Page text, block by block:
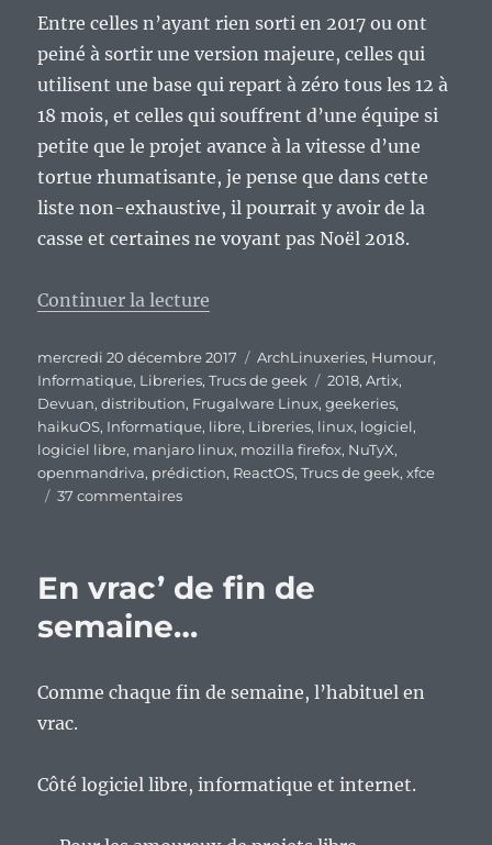
Entre celles n’ayant rien sorti en 2017 ou ont
peiné à sortir une version majeure, celles qui
utilisent une base qui repart à zéro tous les 12 à
18 mois, et celles qui souffrent d’une équipe si
petite que le projet avance à la vitesse d’une
tortue rhumatisante, je pense que dans cette
liste non-exhaustive, il pourrait y avoir de la
casse et certaines ne voyant pas Noël 2018.
Continuer la lecture
Publié
le
mercredi 20 décembre 2017 Catégories
ArchLinuxeries, Humour,
Informatique, Libreries,Trucs de geek Étiquettes
2018,Artix,
Devuan,distribution, Frugalware Linux,geekeries,
haikuOS, Informatique, libre, Libreries, linux, logiciel,
logiciel libre, manjaro linux, mozilla firefox, NuTyX,
openmandriva, prédiction, ReactOS,Trucs de geek,xfce
37 commentairessur
2018…
ma
cristal
En vrac’ de fin de
semaine…
Comme chaque fin de semaine, l’habituel en
vrac.
Côté logiciel libre, informatique et internet.